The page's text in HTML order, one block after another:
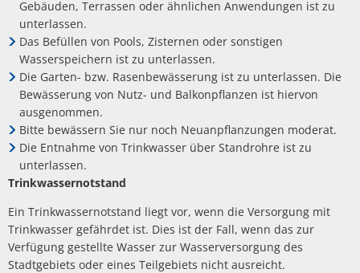
Gebäuden, Terrassen oder ähnlichen Anwendungen ist zu
unterlassen.
Das Befüllen von Pools, Zisternen oder sonstigen
Wasserspeichern ist zu unterlassen.
Die Garten- bzw. Rasenbewässerung ist zu unterlassen. Die
Bewässerung von Nutz- und Balkonpflanzen ist hiervon
ausgenommen.
Bitte bewässern Sie nur noch Neuanpflanzungen moderat.
Die Entnahme von Trinkwasser über Standrohre ist zu
unterlassen.
Trinkwassernotstand
Ein Trinkwassernotstand liegt vor, wenn die Versorgung mit
Trinkwasser gefährdet ist. Dies ist der Fall, wenn das zur
Verfügung gestellte Wasser zur Wasserversorgung des
Stadtgebiets oder eines Teilgebiets nicht ausreicht.